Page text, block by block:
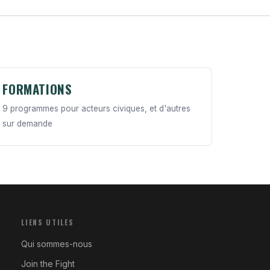
FORMATIONS
9 programmes pour acteurs civiques, et d'autres
sur demande
LIENS UTILES
Qui sommes-nous
Join the Fight